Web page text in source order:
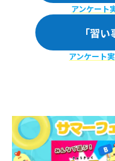
アンケート
「習
アンケート